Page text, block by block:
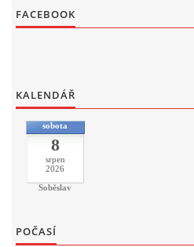
FACEBOOK
KALENDÁŘ
sobota
8
srpen
2026
Soběslav
POČASÍ